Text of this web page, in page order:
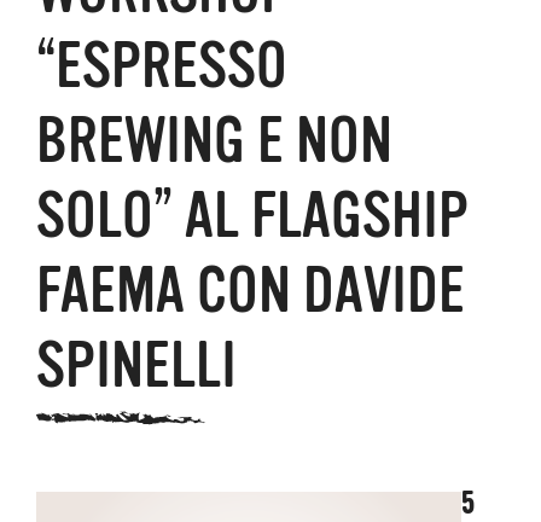
“ESPRESSO
BREWING E NON
SOLO” AL FLAGSHIP
FAEMA CON DAVIDE
SPINELLI
5